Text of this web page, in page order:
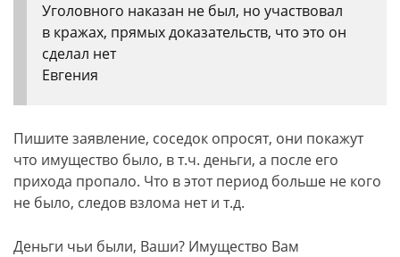
Уголовного наказан не был, но участвовал
в кражах, прямых доказательств, что это он
сделал нет
Евгения
Пишите заявление, соседок опросят, они покажут
что имущество было, в т.ч. деньги, а после его
прихода пропало. Что в этот период больше не кого
не было, следов взлома нет и т.д.
Деньги чьи были, Ваши? Имущество Вам